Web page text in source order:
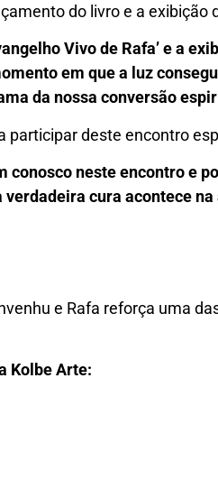
do livro e a
Vivo de Rafa’ e a
em que a luz
da nossa conversão
participar deste encontro
conosco neste encontro e
cura acontece na
e Rafa reforça uma
Kolbe Arte: